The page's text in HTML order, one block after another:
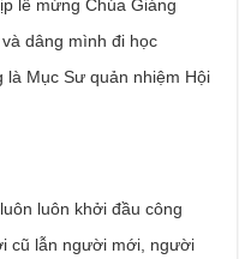
lễ mừng Chúa Giáng
dâng mình đi học
Mục Sư quản nhiệm Hội
luôn khởi đầu công
cũ lẫn người mới, người